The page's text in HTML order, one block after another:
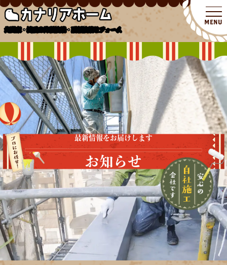
北関東・埼玉の外壁塗装・屋根塗装リフォーム
最新情報をお届けします
お知らせ